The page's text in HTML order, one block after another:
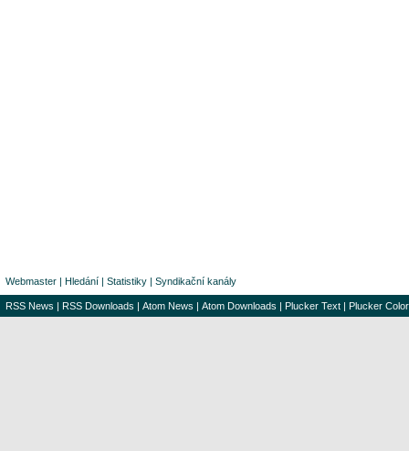
Webmaster | Hledání | Statistiky | Syndikační kanály
RSS News | RSS Downloads | Atom News | Atom Downloads | Plucker Text | Plucker Color